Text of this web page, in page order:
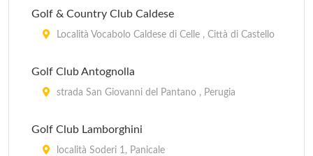
Golf & Country Club Caldese
Località Vocabolo Caldese di Celle , Città di Castello
Golf Club Antognolla
strada San Giovanni del Pantano , Perugia
Golf Club Lamborghini
località Soderi 1, Panicale